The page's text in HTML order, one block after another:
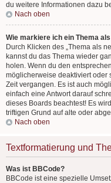
du weitere Informationen dazu
Nach oben
Wie markiere ich ein Thema
Durch Klicken des „Thema als
kannst du das Thema wieder
holen. Wenn du den
möglicherweise deaktiviert oder
Zeit vergangen. Es ist auch
einfach eine Antwort darauf
dieses Boards beachtest! Es
triftigen Grund auf alte oder
Nach oben
Textformatierung und
Was ist BBCode?
BBCode ist eine spezielle